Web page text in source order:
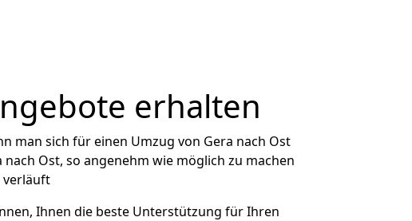
erhalten
man sich für einen Umzug von Gera nach Ost
Ost, so angenehm wie möglich zu machen
verläuft
Ihnen die beste Unterstützung für Ihren